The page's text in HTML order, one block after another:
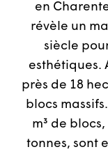
en
révèle un
siècle
esthétiques.
près de 18
blocs
m³ de
tonnes, sont